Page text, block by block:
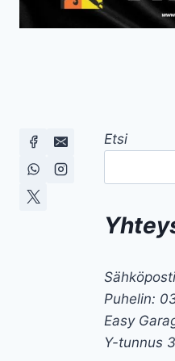
Etsi
Puhelin:
Easy
Y-tunnus